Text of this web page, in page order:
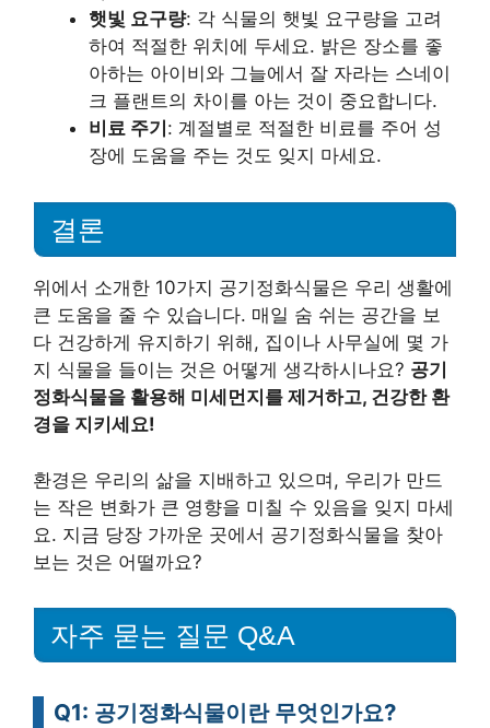
햇빛 요구량: 각 식물의 햇빛 요구량을 고려
하여 적절한 위치에 두세요. 밝은 장소를 좋
아하는 아이비와 그늘에서 잘 자라는 스네이
크 플랜트의 차이를 아는 것이 중요합니다.
비료 주기 : 계절별로 적절한 비료를 주어 성
장에 도움을 주는 것도 잊지 마세요.
결론
위에서 소개한 10가지 공기정화식물은 우리 생활에
큰 도움을 줄 수 있습니다. 매일 숨 쉬는 공간을 보
다 건강하게 유지하기 위해, 집이나 사무실에 몇 가
지 식물을 들이는 것은 어떻게 생각하시나요? 공기
정화식물을 활용해 미세먼지를 제거하고, 건강한 환
경을 지키세요!
환경은 우리의 삶을 지배하고 있으며, 우리가 만드
는 작은 변화가 큰 영향을 미칠 수 있음을 잊지 마세
요. 지금 당장 가까운 곳에서 공기정화식물을 찾아
보는 것은 어떨까요?
자주 묻는 질문 Q&A
Q1: 공기정화식물이란 무엇인가요?